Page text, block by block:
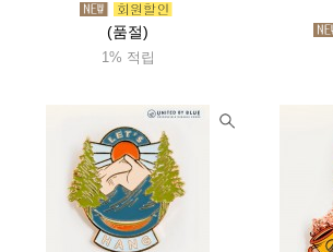
제니디자인(Zanydesign) 젠틀맨하드
조지
준우아웃도어(Junwoo 지그(Sigg) 지
지포(Zippo) 체먹(Chammock) 첨스
카라신(Characin)
카이도(Kaido) 카즈미(Kzm) 카포(Capo)
(품절)
1% 적립